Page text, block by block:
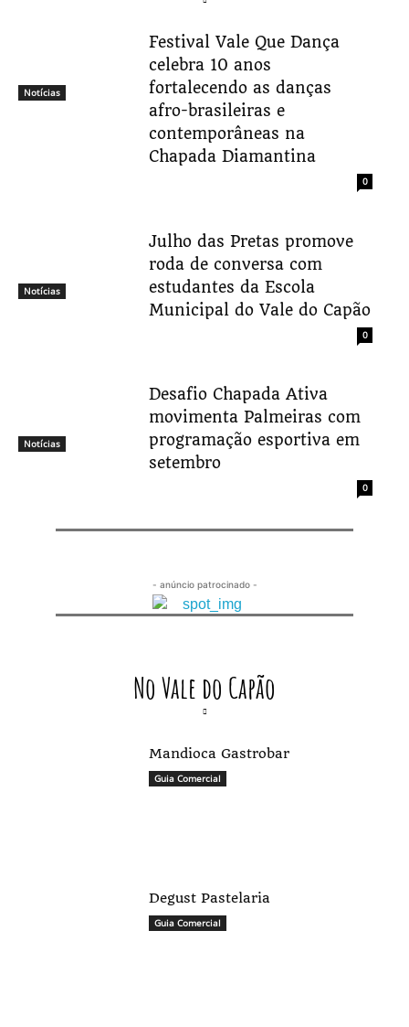
Notícias
Festival Vale Que Dança
celebra 10 anos
fortalecendo as danças
afro-brasileiras e
contemporâneas na
Chapada Diamantina
0
Notícias
Julho das Pretas promove
roda de conversa com
estudantes da Escola
Municipal do Vale do Capão
0
Notícias
Desafio Chapada Ativa
movimenta Palmeiras com
programação esportiva em
setembro
0
- anúncio patrocinado -
No Vale do Capão
Mandioca Gastrobar
Guia Comercial
Degust Pastelaria
Guia Comercial